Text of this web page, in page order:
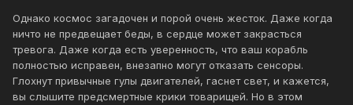
Однако космос загадочен и порой очень жесток. Даже когда
ничто не предвещает беды, в сердце может закрасться
тревога. Даже когда есть уверенность, что ваш корабль
полностью исправен, внезапно могут отказать сенсоры.
Глохнут привычные гулы двигателей, гаснет свет, и кажется,
вы слышите предсмертные крики товарищей. Но в этом